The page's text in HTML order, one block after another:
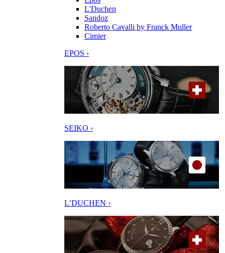
L'Duchen
Sandoz
Roberto Cavalli by Franck Muller
Cimier
EPOS ›
SEIKO ›
L’DUCHEN ›